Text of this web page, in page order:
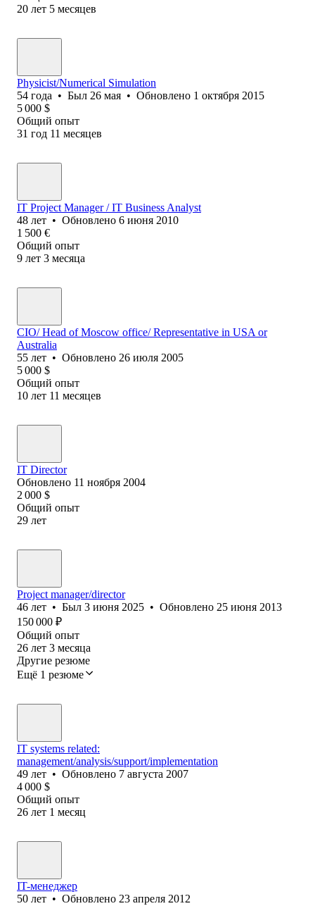
20 лет 5 месяцев
Physicist/Numerical Simulation
54 года • Был 26 мая • Обновлено 1 октября 2015
5 000 $
Общий опыт
31 год 11 месяцев
IT Project Manager / IT Business Analyst
48 лет • Обновлено 6 июня 2010
1 500 €
Общий опыт
9 лет 3 месяца
CIO/ Head of Moscow office/ Representative in USA or
Australia
55 лет • Обновлено 26 июля 2005
5 000 $
Общий опыт
10 лет 11 месяцев
IT Director
Обновлено 11 ноября 2004
2 000 $
Общий опыт
29 лет
Project manager/director
46 лет • Был 3 июня 2025 • Обновлено 25 июня 2013
150 000 ₽
Общий опыт
26 лет 3 месяца
Другие резюме
Ещё 1 резюме
IT systems related:
management/analysis/support/implementation
49 лет • Обновлено 7 августа 2007
4 000 $
Общий опыт
26 лет 1 месяц
IT-менеджер
50 лет • Обновлено 23 апреля 2012